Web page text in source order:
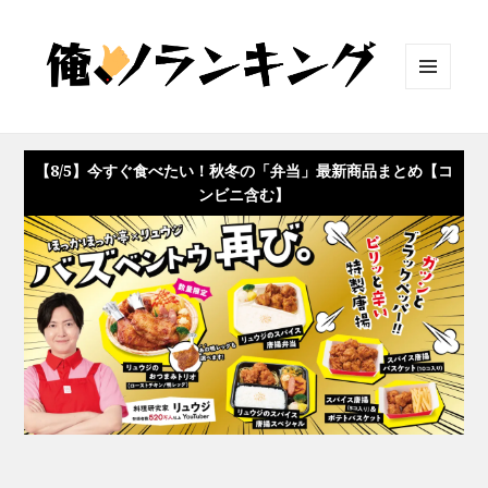
ット
【8/5】今すぐ食べたい！秋冬の「弁当」最新商品まとめ【コ
ンビニ含む】